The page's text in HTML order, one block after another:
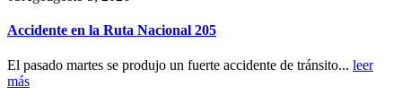
Accidente en la Ruta Nacional 205
El pasado martes se produjo un fuerte accidente de tránsito... leer
más